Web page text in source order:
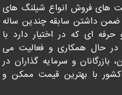
های فروش انواع شیلنگ های
داشتن سابقه چندین ساله
ای که در اختیار دارد با
در حال همکاری و فعالیت می
و سرمایه گذاران در
با بهترین قیمت ممکن و